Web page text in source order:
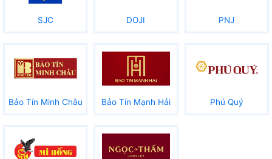
SJC DOJI PNJ
Bảo Tín Minh Châu Bảo Tín Mạnh Hải Phú Quý